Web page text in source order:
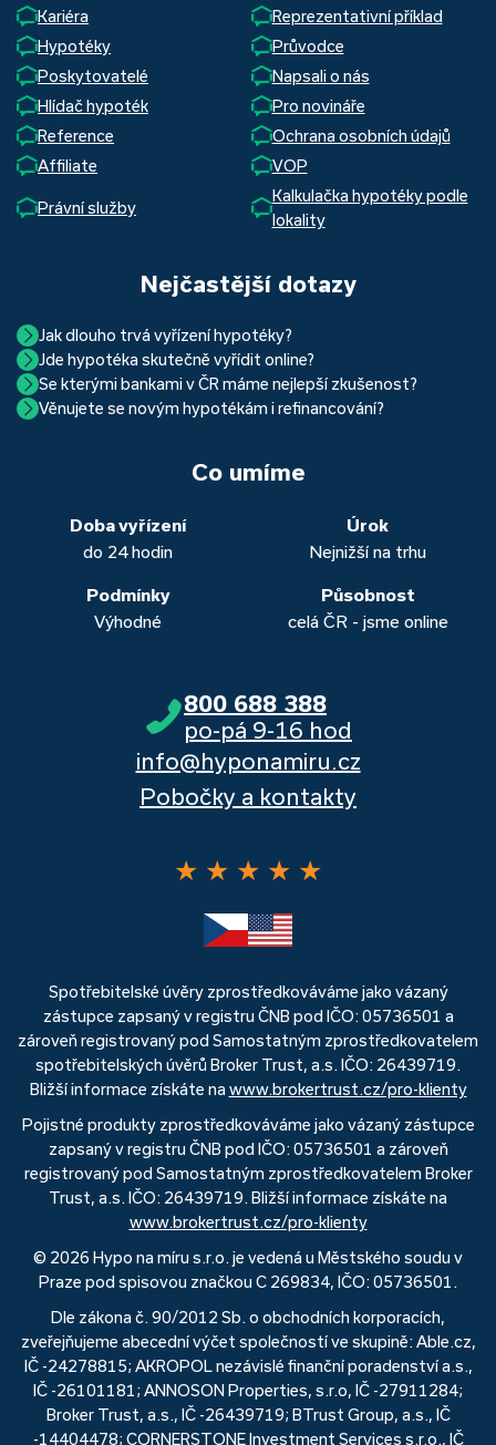
Kariéra
Reprezentativní příklad
Hypotéky
Průvodce
Poskytovatelé
Napsali o nás
Hlídač hypoték
Pro novináře
Reference
Ochrana osobních údajů
Affiliate
VOP
Právní služby
Kalkulačka hypotéky podle
lokality
Nejčastější dotazy
Jak dlouho trvá vyřízení hypotéky?
Hypotéka se dá zvládnout za měsíc i za tři. Nejčastěji její
uzavření trvá okolo 2 měsíců. Důvodem je především
schvalovací proces na straně bank. Existuje však řada cest,
to. Přesvědčte se sami.
Jde hypotéka skutečně vyřídit online?
Ano, skutečně jde. Díky moderním technologiím, které
používáme, již do banky při vyřizování hypotéky skutečně
Se kterými bankami v ČR máme nejlepší zkušenost?
Nejvíce proklientská je určitě Hypoteční banka. Svou
běžných účtů a rozhraním s názvem „Hypoteční zóna“.
banka, Moneta a Raiffeisenbank.
Věnujete se novým hypotékám i refinancování?
vašich aktuálních úvěrů na bydlení. Naši specialisté pro vás v
obou případech najdou výhodné řešení, které “utáhnete”.
Co umíme
Doba vyřízení
do 24 hodin
Úrok
Nejnižší na trhu
Podmínky
Výhodné
Působnost
celá ČR - jsme online
800 688 388
po-pá 9-16 hod
info@hyponamiru.cz
Pobočky a kontakty
★ ★ ★ ★ ★
Spotřebitelské úvěry zprostředkováváme jako vázaný
zástupce zapsaný v registru ČNB pod IČO: 05736501 a
zároveň registrovaný pod Samostatným zprostředkovatelem
spotřebitelských úvěrů Broker Trust, a.s. IČO: 26439719.
Bližší informace získáte na www.brokertrust.cz/pro-klienty
Pojistné produkty zprostředkováváme jako vázaný zástupce
zapsaný v registru ČNB pod IČO: 05736501 a zároveň
registrovaný pod Samostatným zprostředkovatelem Broker
Trust, a.s. IČO: 26439719. Bližší informace získáte na
www.brokertrust.cz/pro-klienty
© 2026 Hypo na míru s.r.o. je vedená u Městského soudu v
Praze pod spisovou značkou C 269834, IČO: 05736501.
Dle zákona č. 90/2012 Sb. o obchodních korporacích,
zveřejňujeme abecední výčet společností ve skupině: Able.cz,
IČ -24278815; AKROPOL nezávislé finanční poradenství a.s.,
IČ -26101181; ANNOSON Properties, s.r.o, IČ -27911284;
Broker Trust, a.s., IČ -26439719; BTrust Group, a.s., IČ
-14404478; CORNERSTONE Investment Services s.r.o., IČ